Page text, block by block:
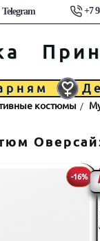
Telegram +7
костюмы
-16%